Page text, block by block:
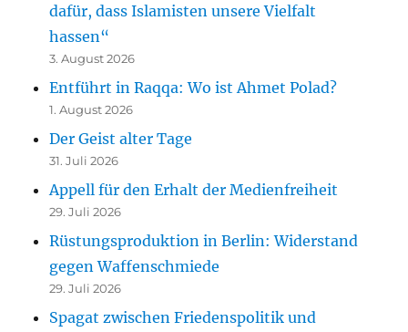
dafür, dass Islamisten unsere Vielfalt
hassen“
3. August 2026
Entführt in Raqqa: Wo ist Ahmet Polad?
1. August 2026
Der Geist alter Tage
31. Juli 2026
Appell für den Erhalt der Medienfreiheit
29. Juli 2026
Rüstungsproduktion in Berlin: Widerstand
gegen Waffenschmiede
29. Juli 2026
Spagat zwischen Friedenspolitik und